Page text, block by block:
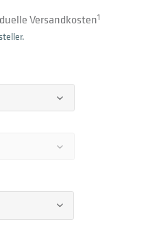
Versandkosten1